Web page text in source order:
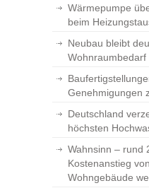
Wärmepumpe
beim
Neubau bleibt
Wohnraumbedarf
Genehmigungen
Deutschland
höchsten
Wahnsinn – rund
Kostenanstieg
Wohngebäude